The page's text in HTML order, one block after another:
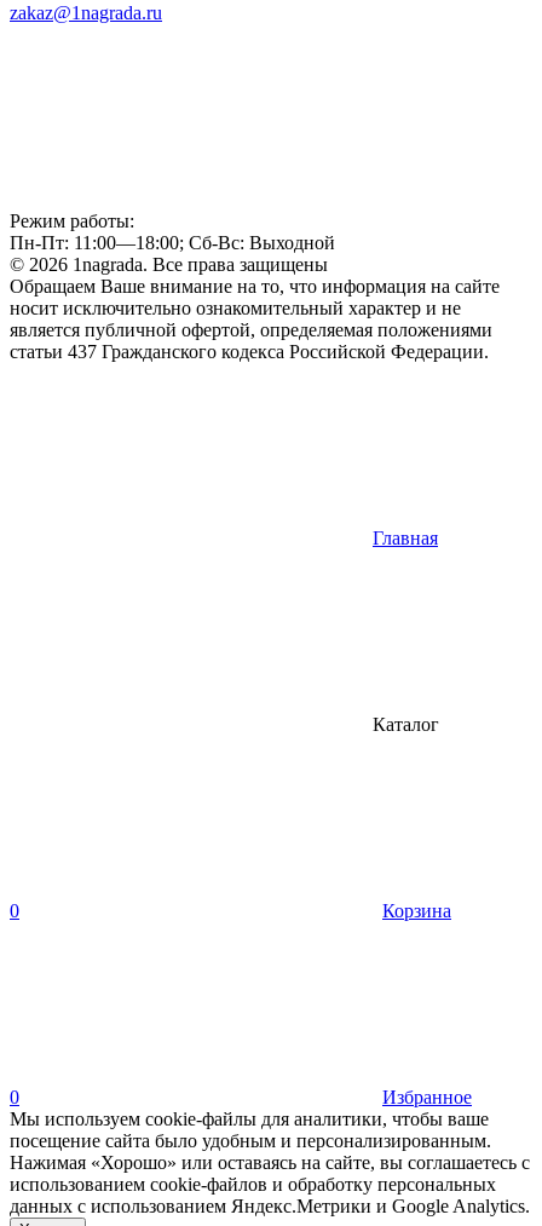
zakaz@1nagrada.ru
Режим работы:
Пн-Пт: 11:00—18:00; Сб-Вс: Выходной
© 2026 1nagrada. Все права защищены
Обращаем Ваше внимание на то, что информация на сайте
носит исключительно ознакомительный характер и не
является публичной офертой, определяемая положениями
статьи 437 Гражданского кодекса Российской Федерации.
Главная
Каталог
0 Корзина
0
Избранное
Мы используем cookie-файлы для аналитики, чтобы ваше
посещение сайта было удобным и персонализированным.
Нажимая «Хорошо» или оставаясь на сайте, вы соглашаетесь с
использованием cookie-файлов и обработку персональных
данных с использованием Яндекс.Метрики и Google Analytics.